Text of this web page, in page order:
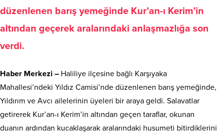
düzenlenen barış yemeğinde Kur’an-ı Kerim’in
altından geçerek aralarındaki anlaşmazlığa son
verdi.
Haber Merkezi – Haliliye ilçesine bağlı Karşıyaka
Mahallesi’ndeki Yıldız Camisi’nde düzenlenen barış yemeğinde,
Yıldırım ve Avcı ailelerinin üyeleri bir araya geldi. Salavatlar
getirerek Kur’an-ı Kerim’in altından geçen taraflar, okunan
duanın ardından kucaklaşarak aralarındaki husumeti bitirdiklerini